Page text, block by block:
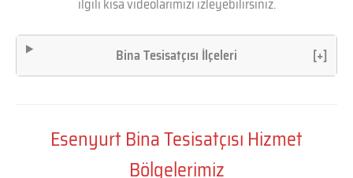
ilgili kısa videolarımızı izleyebilirsiniz.
Bina Tesisatçısı İlçeleri [+]
Esenyurt Bina Tesisatçısı Hizmet
Bölgelerimiz